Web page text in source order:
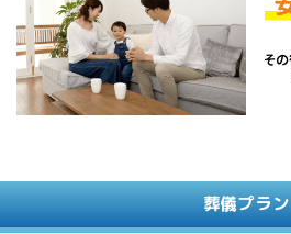
葬儀プラン